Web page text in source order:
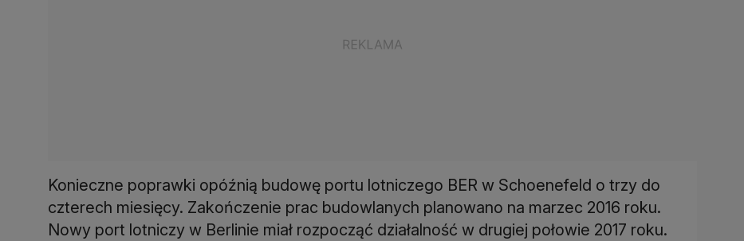
Konieczne poprawki opóźnią budowę portu lotniczego BER w Schoenefeld o trzy do
czterech miesięcy. Zakończenie prac budowlanych planowano na marzec 2016 roku.
Nowy port lotniczy w Berlinie miał rozpocząć działalność w drugiej połowie 2017 roku.